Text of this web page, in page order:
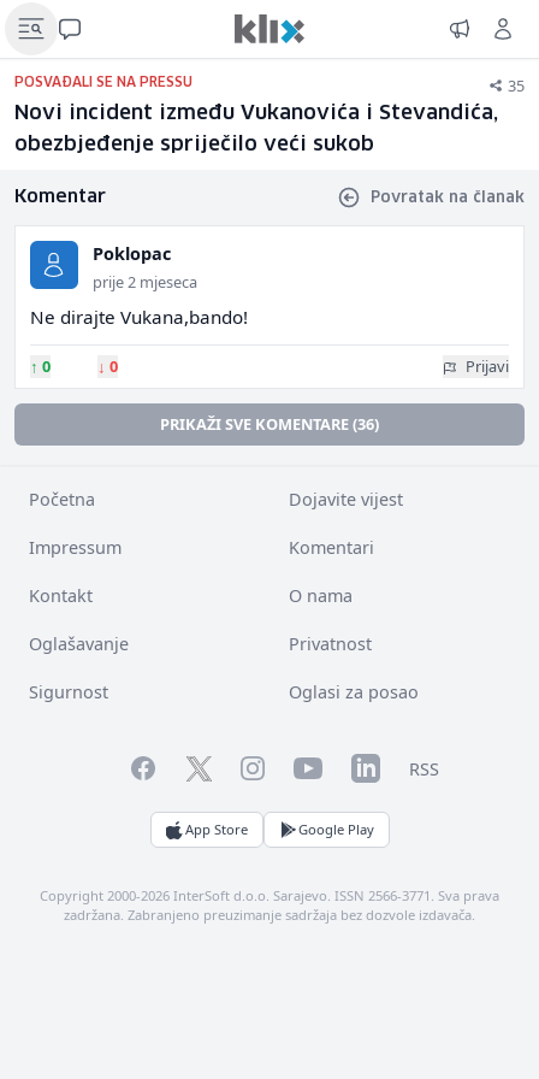
POSVAĐALI SE NA PRESSU 35
Novi incident između Vukanovića i Stevandića,
obezbjeđenje spriječilo veći sukob
Komentar Povratak na članak
Poklopac
prije 2 mjeseca
Ne dirajte Vukana,bando!
↑ 0 ↓ 0 Prijavi
PRIKAŽI SVE KOMENTARE (36)
Početna Dojavite vijest
Impressum Komentari
Kontakt O nama
Oglašavanje Privatnost
Sigurnost Oglasi za posao
FacebookTwitterInstagramYouTubeLinkedInRSS
App Store Google Play
Copyright 2000-2026 InterSoft d.o.o. Sarajevo. ISSN 2566-3771. Sva prava
zadržana. Zabranjeno preuzimanje sadržaja bez dozvole izdavača.